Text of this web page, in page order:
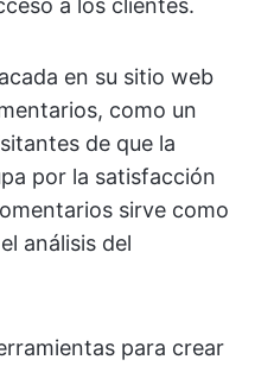
en su sitio web
como un
de que la
por la satisfacción
sirve como
análisis del
para crear